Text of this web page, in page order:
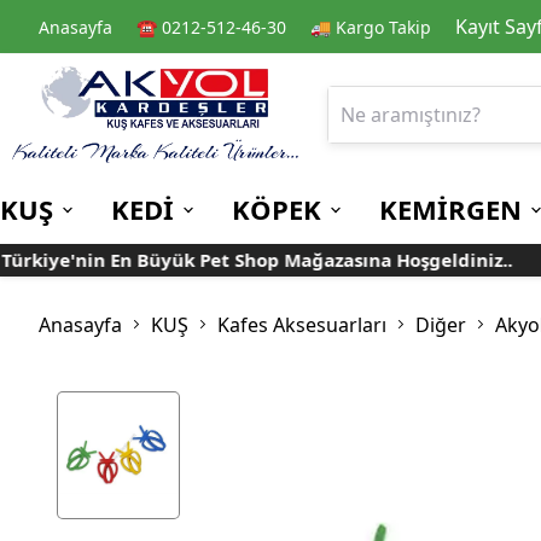
Anasayfa ☎️ 0212-512-46-30 🚚 Kargo Takip Kayıt
KUŞ
Kafes
Muhabbet
Papağan
Taşıma Kafesi
Rulolu Kafes
Kafes Aksesuarları
Yemlikler
Oyuncaklar
KEDİ
Kedi Kuru Mamalar Kedi Kumları
Taşımalar
KÖPEK
Kuru Mamalar Konserve Mamalar
Mama ve Su Kapları
KEMİRGEN
Guinea Pig Yemleri
En Büyük Pet Shop Mağazasına Hoşgeldiniz..
Anasayfa KUŞ Kafes Aksesuarları Diğer